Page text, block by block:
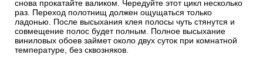
снова прокатайте валиком. Чередуйте этот цикл несколько
раз. Переход полотнищ должен ощущаться только
ладонью. После высыхания клея полосы чуть стянутся и
совмещение полос будет полным. Полное высыхание
виниловых обоев займет около двух суток при комнатной
температуре, без сквозняков.